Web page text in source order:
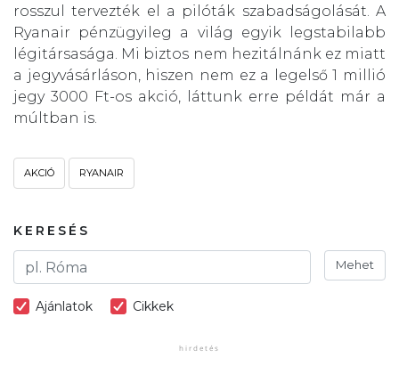
rosszul tervezték el a pilóták szabadságolását. A
Ryanair pénzügyileg a világ egyik legstabilabb
légitársasága. Mi biztos nem hezitálnánk ez miatt
a jegyvásárláson, hiszen nem ez a legelső 1 millió
jegy 3000 Ft-os akció, láttunk erre példát már a
múltban is.
AKCIÓ RYANAIR
KERESÉS
Mehet
Ajánlatok Cikkek